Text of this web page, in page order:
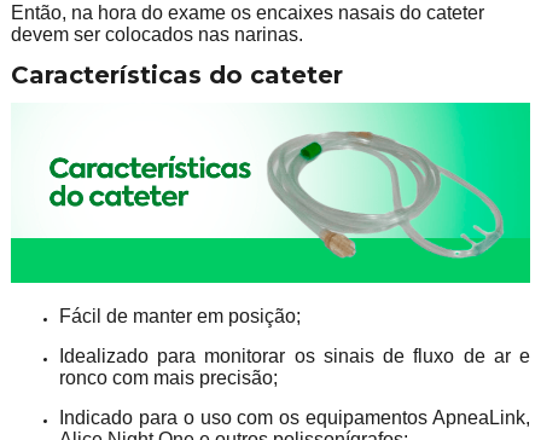
Então, na hora do exame os encaixes nasais do cateter
devem ser colocados nas narinas.
Características do cateter
Fácil de manter em posição;
Idealizado para monitorar os sinais de fluxo de ar e
ronco com mais precisão;
Indicado para o uso com os equipamentos ApneaLink,